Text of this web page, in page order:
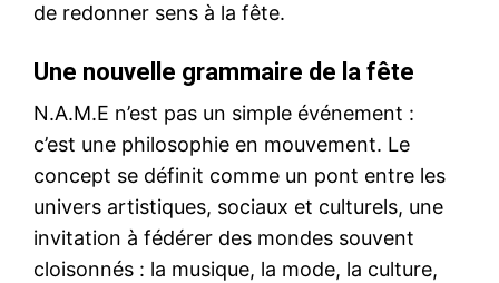
de redonner sens à la fête.
Une nouvelle grammaire de la fête
N.A.M.E n’est pas un simple événement :
c’est une philosophie en mouvement. Le
concept se définit comme un pont entre les
univers artistiques, sociaux et culturels, une
invitation à fédérer des mondes souvent
cloisonnés : la musique, la mode, la culture,